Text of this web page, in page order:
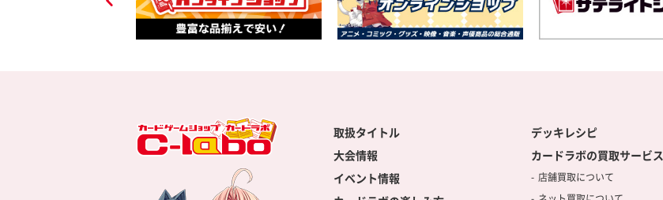
取扱タイトル
大会情報
イベント情報
デッキレシピ
カードラボの買取サービス
店舗買取について